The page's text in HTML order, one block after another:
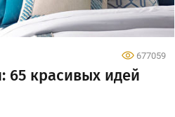
677059
65 красивых идей